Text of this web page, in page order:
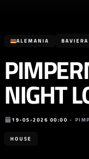
ALEMANIA BAVIERA
NIGHT
19-05-2026 00:00 •
HOUSE